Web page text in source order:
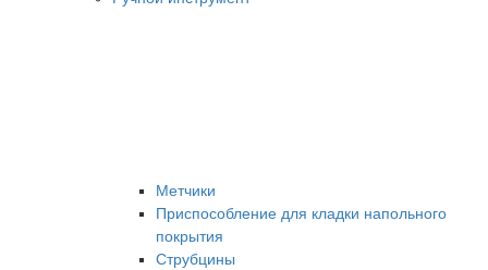
Метчики
Приспособление для кладки напольного
покрытия
Струбцины